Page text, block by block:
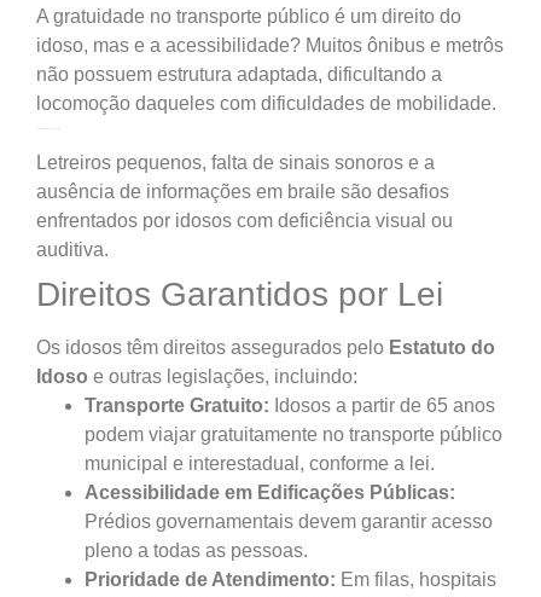
A gratuidade no transporte público é um direito do
idoso, mas e a acessibilidade? Muitos ônibus e metrôs
não possuem estrutura adaptada, dificultando a
locomoção daqueles com dificuldades de mobilidade.
Letreiros pequenos, falta de sinais sonoros e a
ausência de informações em braile são desafios
enfrentados por idosos com deficiência visual ou
auditiva.
Direitos Garantidos por Lei
Os idosos têm direitos assegurados pelo Estatuto do
Idoso e outras legislações, incluindo:
Transporte Gratuito: Idosos a partir de 65 anos
podem viajar gratuitamente no transporte público
municipal e interestadual, conforme a lei.
Acessibilidade em Edificações Públicas:
Prédios governamentais devem garantir acesso
pleno a todas as pessoas.
Prioridade de Atendimento: Em filas, hospitais